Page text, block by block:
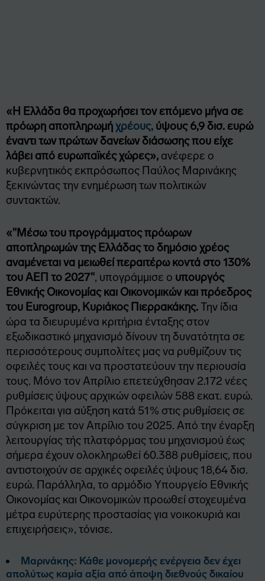
«Η Ελλάδα θα προχωρήσει τον επόμενο μήνα σε
πρόωρη αποπληρωμήχρέους, ύψους 6,9 δισ. ευρώ
έναντι των πρώτων δανείων διάσωσης που είχε
λάβει από ευρωπαϊκές χώρες», ανέφερε ο
κυβερνητικός εκπρόσωπος Παύλος Μαρινάκης
ξεκινώντας την ενημέρωση των πολιτικών
συντακτών.
«"Μέσω του προγράμματος πρόωρων
αποπληρωμών της Ελλάδας το δημόσιο χρέος
αναμένεται να μειωθεί περαιτέρω κοντά στο 130%
του ΑΕΠ το 2027", υπογράμμισε ο υπουργός
Εθνικής Οικονομίας και Οικονομικών και πρόεδρος
του Eurogroup, Κυριάκος Πιερρακάκης.Την ίδια
ώρα τα διευρυμένα κριτήρια ένταξης στον
εξωδικαστικό μηχανισμό δίνουν τη δυνατότητα σε
περισσότερους συμπολίτες μας να ρυθμίζουν τις
οφειλές τους και να προστατεύουν την περιουσία
τους. Μόνο τον Απρίλιο επετεύχθησαν 2.172 νέες
ρυθμίσεις ύψους αρχικών οφειλών 588 εκατ. ευρώ.
Πρόκειται για αύξηση κατά 51% στις ρυθμίσεις σε
σύγκριση με τον Απρίλιο του 2025. Από την έναρξη
λειτουργίας τής πλατφόρμας του μηχανισμού έως
σήμερα έχουν ολοκληρωθεί 60.388 ρυθμίσεις, που
αντιστοιχούν σε αρχικές οφειλές ύψους 18,64 δισ.
ευρώ. Παράλληλα, το αρμόδιο Υπουργείο Εθνικής
Οικονομίας και Οικονομικών προωθεί στοχευμένα
μέτρα ευρύτερης προστασίας για νοικοκυριά και
επιχειρήσεις», τόνισε.
Μαρινάκης: Κάθε μονομερής ενέργεια δεν έχει
απολύτως καμία αξία από άποψη διεθνούς δικαίου